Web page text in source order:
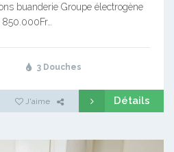
buanderie Groupe électrogène
3 Douches
J'aime Détails